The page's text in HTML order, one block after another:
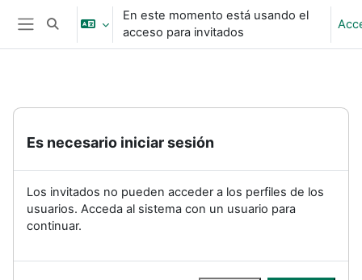
Salta al contenido principal
Panel lateral
Selector de búsqueda de entrada
En este momento está usando el
acceso para invitados
Es necesario iniciar sesión
Los invitados no pueden acceder a los perfiles de los
usuarios. Acceda al sistema con un usuario para
continuar.